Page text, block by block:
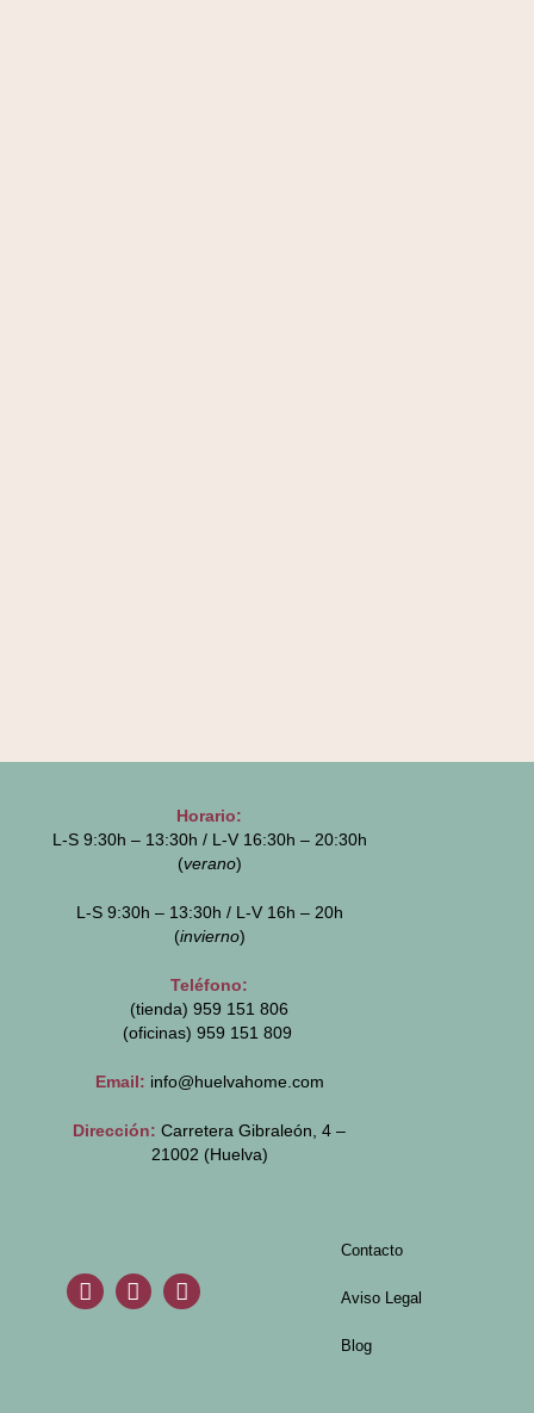
Horario:
L-S 9:30h – 13:30h / L-V 16:30h – 20:30h
(verano)
L-S 9:30h – 13:30h / L-V 16h – 20h
(invierno)
Teléfono:
(tienda) 959 151 806
(oficinas) 959 151 809
Email: info@huelvahome.com
Dirección: Carretera Gibraleón, 4 –
21002 (Huelva)
Contacto
Aviso Legal
Blog